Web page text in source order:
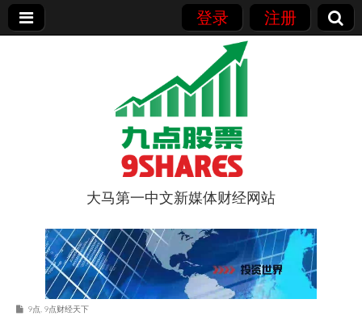
登录 注册
9点股票
大马第一中文新媒体财经网站
9点 9点财经天下